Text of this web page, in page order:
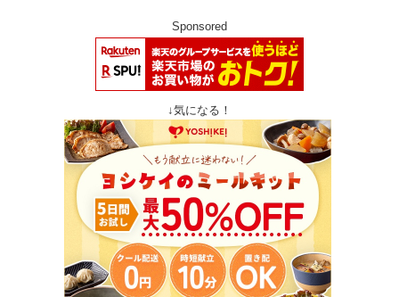
Sponsored
↓気になる！